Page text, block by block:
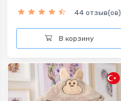
44 отзыв(ов)
В корзину